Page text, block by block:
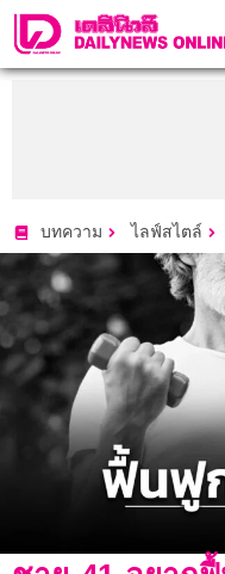
บทความ ไลฟ์สไตล์